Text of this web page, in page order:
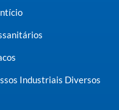
Industriais Diversos